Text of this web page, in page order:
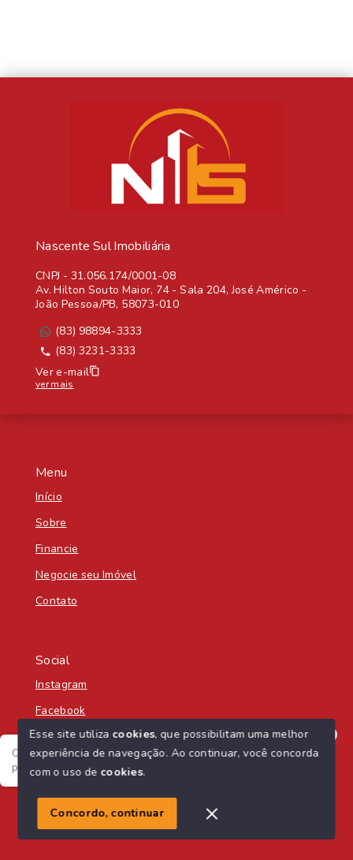
Olá! Seja bem-vindo á Nascente Sul Imobiliária! :) Como
posso te ajudar?
Menu
Início
Sobre
Financie
Negocie seu Imóvel
Contato
Social
Instagram
Facebook
© Copyright 2026 - Nascente Sul Imobiliária - Todos os
SITE PARA IMOBILIARIA
Nascente Sul Imobiliária
CNPJ - 31.056.174/0001-08
Av. Hilton Souto Maior, 74 - Sala 204, José Américo -
João Pessoa/PB, 58073-010
(83) 98894-3333
(83) 3231-3333
Ver e-mail
ver mais
Esse site utiliza cookies, que possibilitam uma melhor
experiência de navegação. Ao continuar, você concorda
com o uso de cookies.
Concordo, continuar